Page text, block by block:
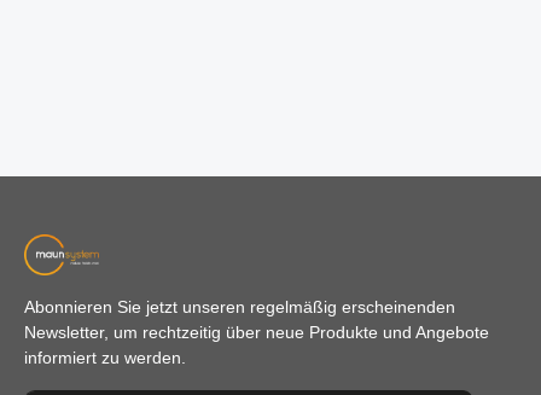
Abonnieren Sie jetzt unseren regelmäßig erscheinenden
Newsletter, um rechtzeitig über neue Produkte und Angebote
informiert zu werden.